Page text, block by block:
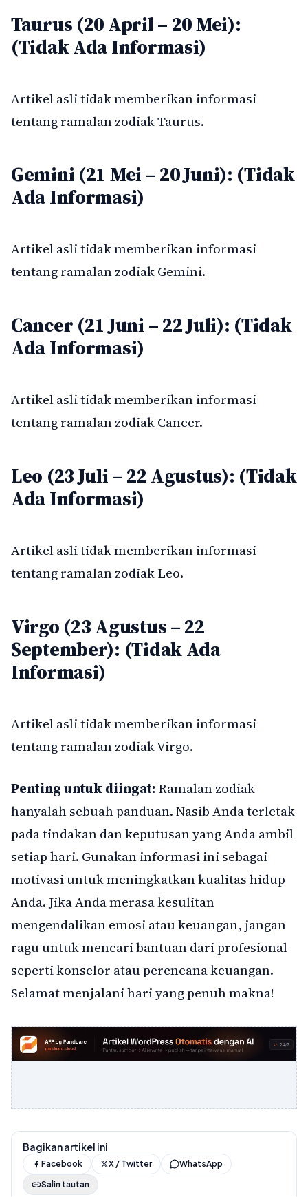
Taurus (20 April – 20 Mei):
(Tidak Ada Informasi)
Artikel asli tidak memberikan informasi
tentang ramalan zodiak Taurus.
Gemini (21 Mei – 20 Juni): (Tidak
Ada Informasi)
Artikel asli tidak memberikan informasi
tentang ramalan zodiak Gemini.
Cancer (21 Juni – 22 Juli): (Tidak
Ada Informasi)
Artikel asli tidak memberikan informasi
tentang ramalan zodiak Cancer.
Leo (23 Juli – 22 Agustus): (Tidak
Ada Informasi)
Artikel asli tidak memberikan informasi
tentang ramalan zodiak Leo.
Virgo (23 Agustus – 22
September): (Tidak Ada
Informasi)
Artikel asli tidak memberikan informasi
tentang ramalan zodiak Virgo.
Penting untuk diingat:Ramalan zodiak
hanyalah sebuah panduan. Nasib Anda terletak
pada tindakan dan keputusan yang Anda ambil
setiap hari. Gunakan informasi ini sebagai
motivasi untuk meningkatkan kualitas hidup
Anda. Jika Anda merasa kesulitan
mengendalikan emosi atau keuangan, jangan
ragu untuk mencari bantuan dari profesional
seperti konselor atau perencana keuangan.
Selamat menjalani hari yang penuh makna!
Bagikan artikel ini
Facebook X / Twitter
WhatsApp
Salin tautan